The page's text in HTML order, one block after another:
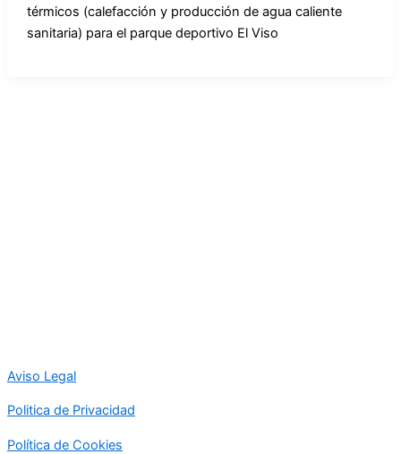
térmicos (calefacción y producción de agua caliente
sanitaria) para el parque deportivo El Viso
Aviso Legal
Politica de Privacidad
Política de Cookies